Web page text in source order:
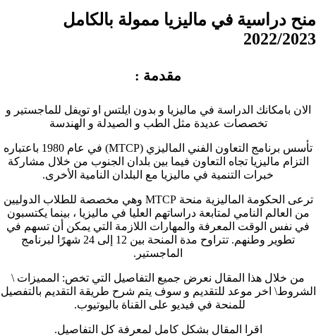
منح دراسية في ماليزيا ممولة بالكامل
2022/2023
مقدمة :
الان بامكانك الدراسة في ماليزيا و بدون ايلتس او تويفل للماجستير و
تخصصات عديدة مثل الطب و الصيدلة و الهندسة
تأسس برنامج التعاون الفني الماليزي (MTCP) في عام 1980 باعتباره
التزام ماليزيا تجاه التعاون فيما بين بلدان الجنوب من خلال مشاركة
خبرات التنمية في ماليزيا مع البلدان النامية الأخرى.
ترعى الحكومة الماليزية منحة MTCP وهي مخصصة للطلاب الدوليين
من العالم النامي لمتابعة دراساتهم العليا في ماليزيا ، بينما يكتسبون
في نفس الوقت المعرفة والمهارات اللازمة التي يمكن أن تسهم في
تطوير وطنهم. تتراوح مدة المنحة بين 12 إلى 24 شهرًا لبرنامج
الماجستير.
من خلال هذا المقال نعرض جميع التفاصيل التي تخص: المميزات \
الشروط\ اخر موعد للتقديم و سوف يتم شرح طريقة التقديم بالتفصيل
للمنحة في فيديو على القناة باليوتيوب.
اقرا المقال بشكل كامل لمعرفة كل التفاصيل.